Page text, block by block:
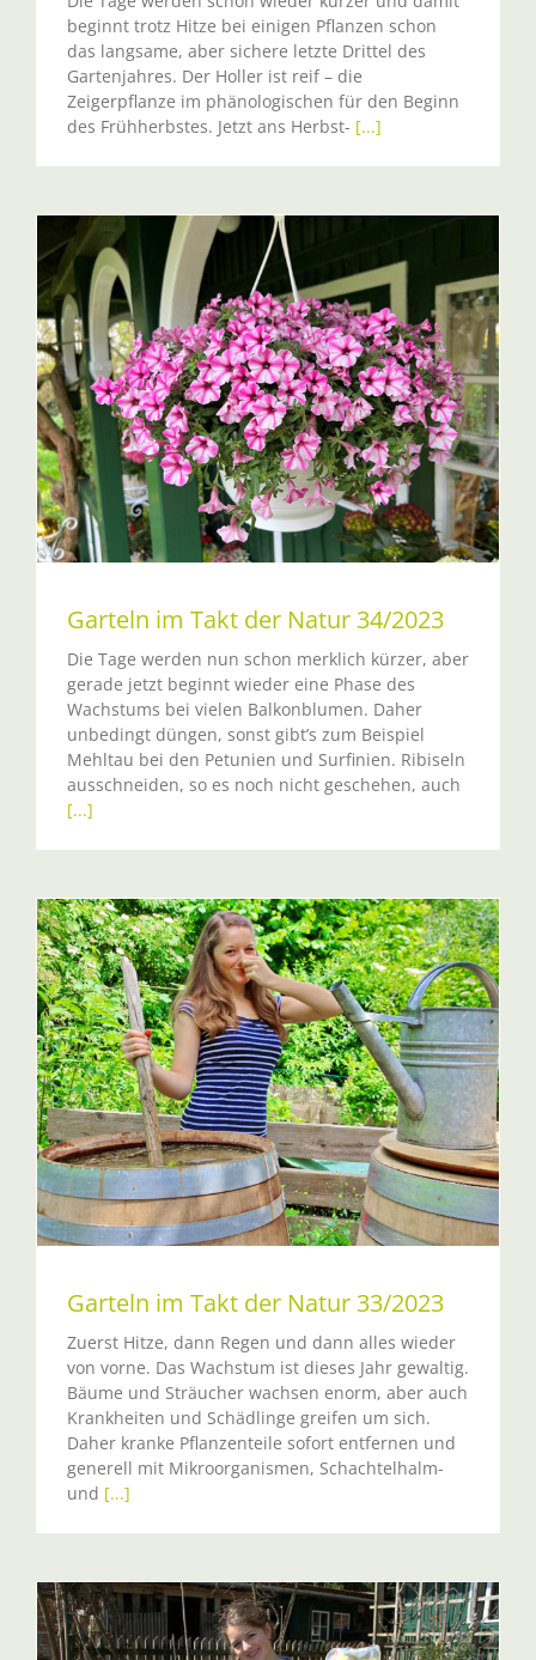
beginnt trotz Hitze bei einigen Pflanzen schon
das langsame, aber sichere letzte Drittel des
Gartenjahres. Der Holler ist reif – die
Zeigerpflanze im phänologischen für den Beginn
des Frühherbstes. Jetzt ans Herbst- [...]
Garteln im Takt der Natur 34/2023
Die Tage werden nun schon merklich kürzer, aber
gerade jetzt beginnt wieder eine Phase des
Wachstums bei vielen Balkonblumen. Daher
unbedingt düngen, sonst gibt’s zum Beispiel
Mehltau bei den Petunien und Surfinien. Ribiseln
ausschneiden, so es noch nicht geschehen, auch
[...]
Garteln im Takt der Natur 33/2023
Zuerst Hitze, dann Regen und dann alles wieder
von vorne. Das Wachstum ist dieses Jahr gewaltig.
Bäume und Sträucher wachsen enorm, aber auch
Krankheiten und Schädlinge greifen um sich.
Daher kranke Pflanzenteile sofort entfernen und
generell mit Mikroorganismen, Schachtelhalm-
und [...]